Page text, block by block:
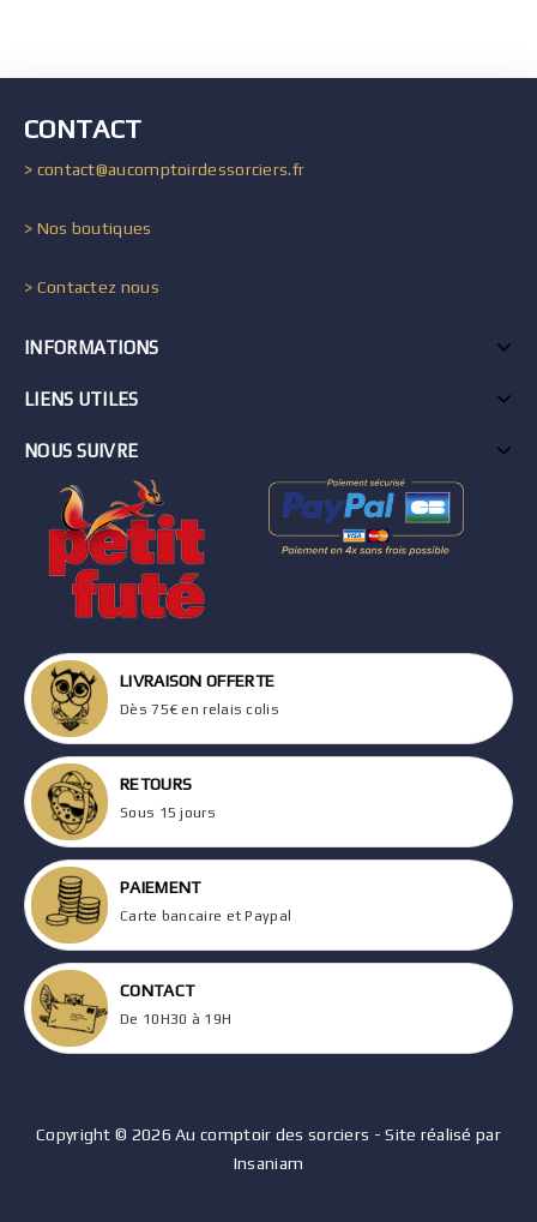
CONTACT
> contact@aucomptoirdessorciers.fr
> Nos boutiques
> Contactez nous
INFORMATIONS
LIENS UTILES
NOUS SUIVRE
LIVRAISON OFFERTE
Dès 75€ en relais colis
RETOURS
Sous 15 jours
PAIEMENT
Carte bancaire et Paypal
CONTACT
De 10H30 à 19H
Copyright © 2026 Au comptoir des sorciers - Site réalisé par
Insaniam